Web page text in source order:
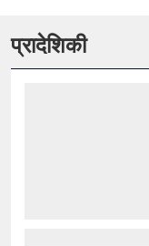
प्रादेशिकी